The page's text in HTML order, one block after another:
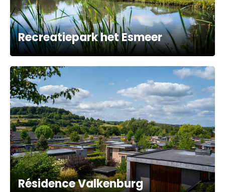
Recreatiepark het Esmeer
Résidence Valkenburg